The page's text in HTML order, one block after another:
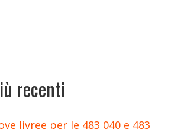
recenti
livree per le 483 040 e 483